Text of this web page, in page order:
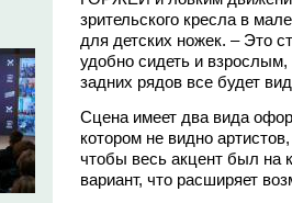
зрительского кресла в
для детских ножек. – Это
удобно сидеть и
задних рядов все будет
Сцена имеет два вида
котором не видно
чтобы весь акцент был на
вариант, что расширяет